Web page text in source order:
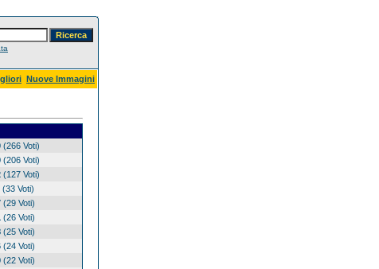
Nuove Immagini
(266 Voti)
(206 Voti)
(127 Voti)
(33 Voti)
(29 Voti)
(26 Voti)
(25 Voti)
(24 Voti)
(22 Voti)